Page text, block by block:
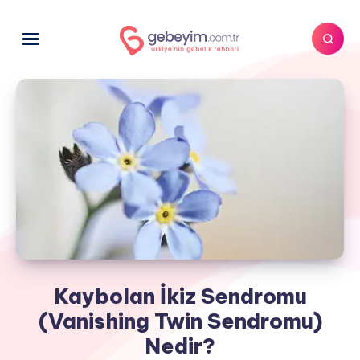
Kaybolan İkiz Sendromu
(Vanishing Twin Sendromu)
Nedir?